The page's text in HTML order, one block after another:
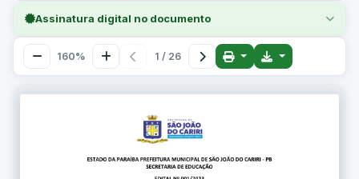
Assinatura digital no documento
160% 1 / 26